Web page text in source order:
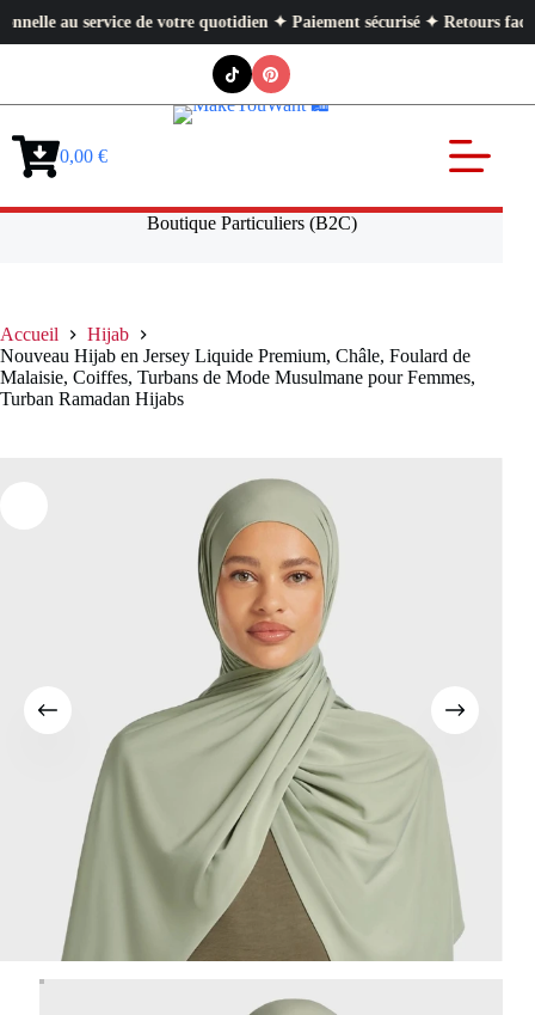
service de votre quotidien ✦ Paiement sécurisé ✦ Retours faciles
Panier0,00 €
Boutique Particuliers (B2C)
Accueil
Hijab
Nouveau Hijab en Jersey Liquide Premium, Châle, Foulard de
Malaisie, Coiffes, Turbans de Mode Musulmane pour Femmes,
Turban Ramadan Hijabs